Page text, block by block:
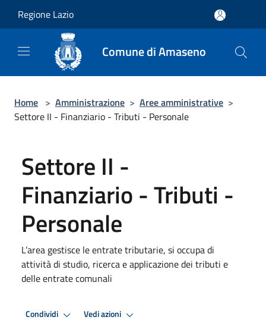
Regione Lazio
Comune di Amaseno
Home > Amministrazione > Aree amministrative >
Settore II - Finanziario - Tributi - Personale
Settore II -
Finanziario - Tributi -
Personale
L’area gestisce le entrate tributarie, si occupa di
attività di studio, ricerca e applicazione dei tributi e
delle entrate comunali
Condividi Vedi azioni